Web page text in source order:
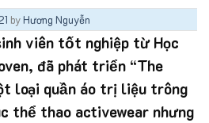
byHương Nguyễn
viên tốt nghiệp từ Học
đã phát triển “The
loại quần áo trị liệu trông
thể thao activewear nhưng